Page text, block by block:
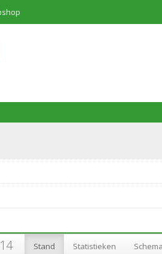
Stand Statistieken Schema